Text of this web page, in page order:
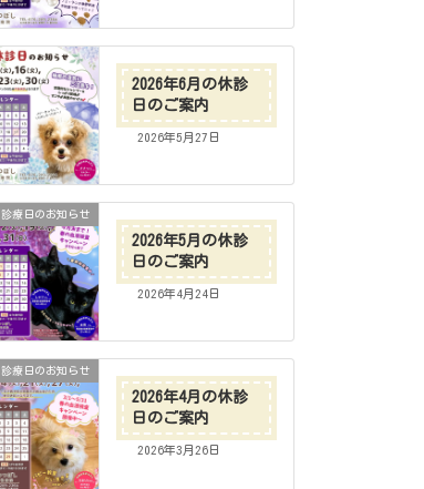
2026年6月の休診
日のご案内
2026年5月27日
診療日のお知らせ
2026年5月の休診
日のご案内
2026年4月24日
診療日のお知らせ
2026年4月の休診
日のご案内
2026年3月26日